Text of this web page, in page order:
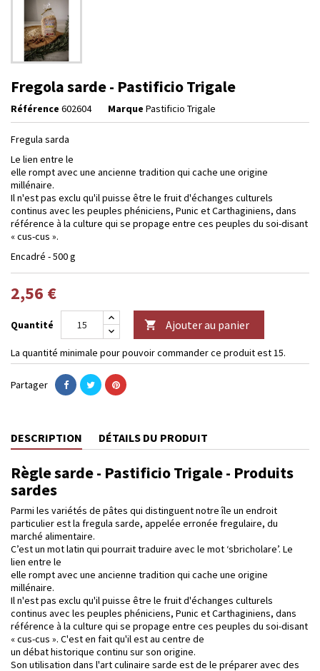
Fregola sarde - Pastificio Trigale
Référence 602604 Marque Pastificio Trigale
Fregula sarda
Le lien entre le
elle rompt avec une ancienne tradition qui cache une origine
millénaire.
Il n'est pas exclu qu'il puisse être le fruit d'échanges culturels
continus avec les peuples phéniciens, Punic et Carthaginiens, dans
référence à la culture qui se propage entre ces peuples du soi-disant
« cus-cus ».
Encadré - 500 g
2,56 €
Quantité  Ajouter au panier
La quantité minimale pour pouvoir commander ce produit est 15.
Partager
DESCRIPTION DÉTAILS DU PRODUIT
Règle sarde - Pastificio Trigale - Produits
sardes
Parmi les variétés de pâtes qui distinguent notre île un endroit
particulier est la fregula sarde, appelée erronée fregulaire, du
marché alimentaire.
C’est un mot latin qui pourrait traduire avec le mot ‘sbricholare’. Le
lien entre le
elle rompt avec une ancienne tradition qui cache une origine
millénaire.
Il n'est pas exclu qu'il puisse être le fruit d'échanges culturels
continus avec les peuples phéniciens, Punic et Carthaginiens, dans
référence à la culture qui se propage entre ces peuples du soi-disant
« cus-cus ». C'est en fait qu'il est au centre de
un débat historique continu sur son origine.
Son utilisation dans l'art culinaire sarde est de le préparer avec des